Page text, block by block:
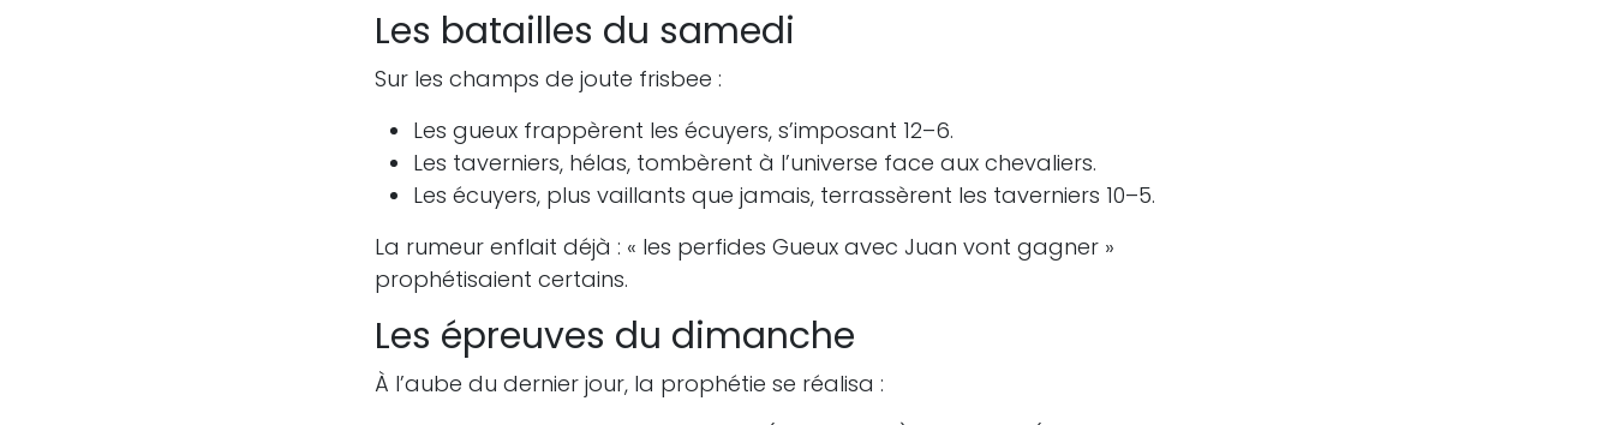
Les batailles du samedi
Sur les champs de joute frisbee :
Les gueux frappèrent les écuyers, s’imposant 12–6.
Les taverniers, hélas, tombèrent à l’universe face aux chevaliers.
Les écuyers, plus vaillants que jamais, terrassèrent les taverniers 10–5.
La rumeur enflait déjà : « les perfides Gueux avec Juan vont gagner »
prophétisaient certains.
Les épreuves du dimanche
À l’aube du dernier jour, la prophétie se réalisa :